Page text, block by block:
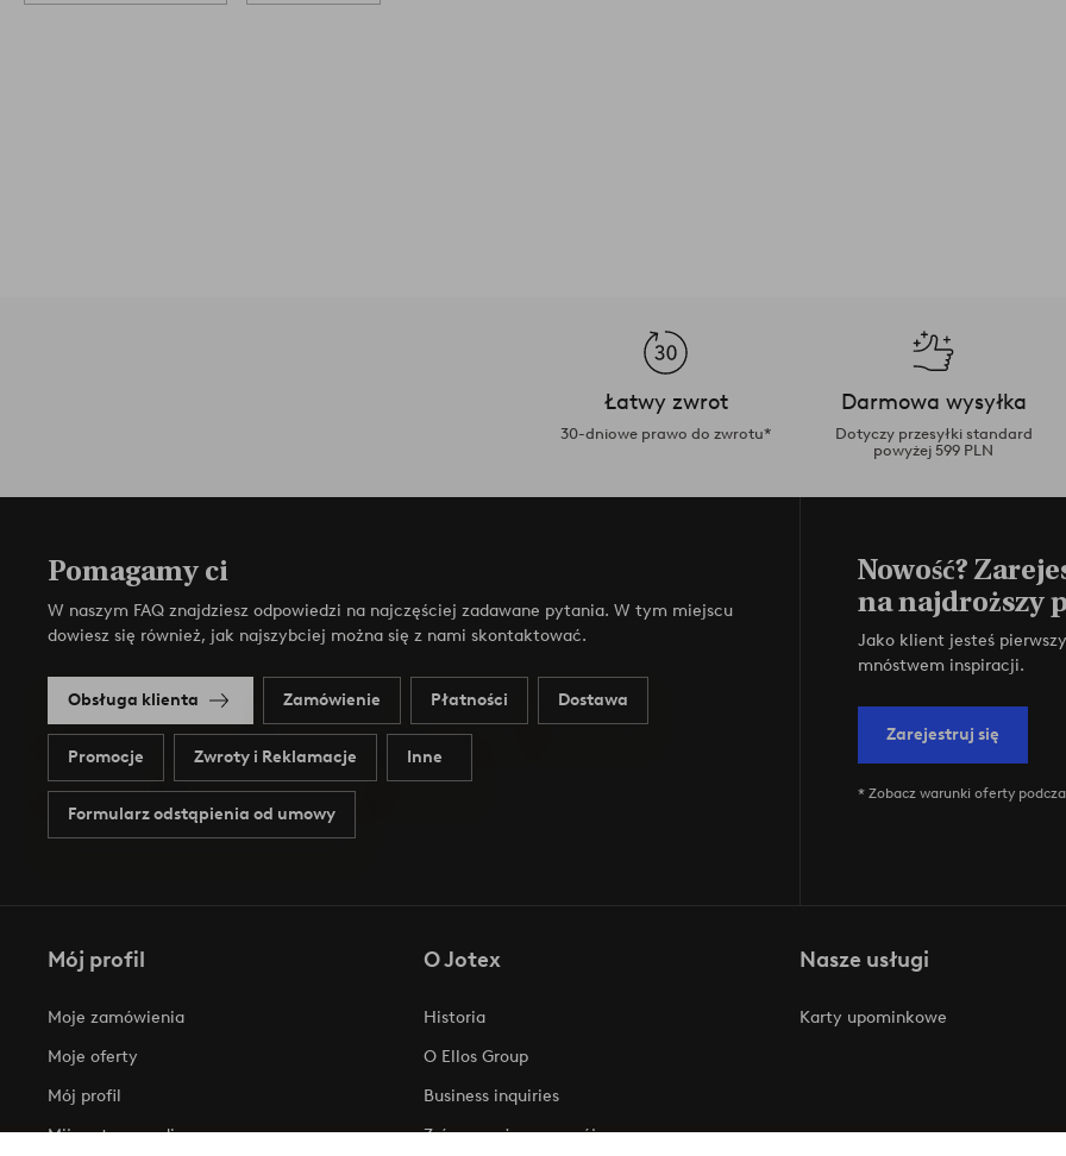
Łatwy zwrot
30-dniowe prawo do zwrotu*
Darmowa wysyłka
Dotyczy przesyłki standard
powyżej 599 PLN
Pomagamy ci
W naszym FAQ znajdziesz odpowiedzi na najczęściej zadawane pytania. W tym miejscu
dowiesz się również, jak najszybciej można się z nami skontaktować.
Obsługa klienta Zamówienie Płatności Dostawa
Promocje Zwroty i Reklamacje Inne
Formularz odstąpienia od umowy
Nowość?
na najdroższy
Jako klient jesteś
mnóstwem inspiracji.
Zarejestruj się
* Zobacz warunki oferty
Mój profil
Moje zamówienia
Moje oferty
Mój profil
Mijn retourzendingen
O Jotex
Historia
O Ellos Group
Business inquiries
Zrównoważony rozwój
Nasze usługi
Karty upominkowe